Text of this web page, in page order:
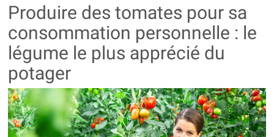
Produire des tomates pour sa
consommation personnelle : le
légume le plus apprécié du
potager